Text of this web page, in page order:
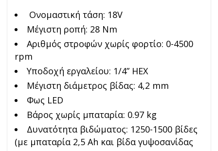
Ονομαστική τάση: 18V
Μέγιστη ροπή: 28 Nm
Αριθμός στροφών χωρίς φορτίο: 0-4500
rpm
Υποδοχή εργαλείου: 1/4” HEX
Μέγιστη διάμετρος βίδας: 4,2 mm
Φως LED
Βάρος χωρίς μπαταρία: 0.97 kg
Δυνατότητα βιδώματος: 1250-1500 βίδες
(με μπαταρία 2,5 Ah και βίδα γυψοσανίδας